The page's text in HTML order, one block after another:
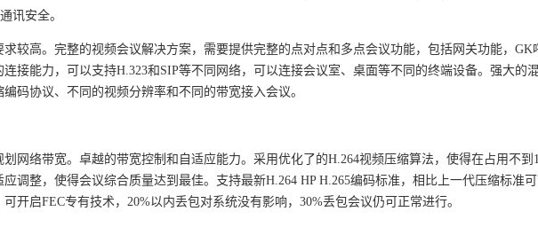
讯安全。
求较高。完整的视频会议解决方案，需要提供完整的点对点和多点会议功能，包括网关功能， GK
接能力，可以支持H.323和 SIP等不同网络，可以连接会议室、桌面等不同的终端设备。强大的
码协议、不同的视频分辨率和不同的带宽接入会议。
网络带宽。卓越的带宽控制和自适应能力。采用优化了的H.264视频压缩算法，使得在占用不到
调整，使得会议综合质量达到最佳。支持最新H.264 HP H.265编码标准，相比上一代压缩标准
可开启FEC专有技术， 20%以内丢包对系统没有影响， 30%丢包会议仍可正常进行。